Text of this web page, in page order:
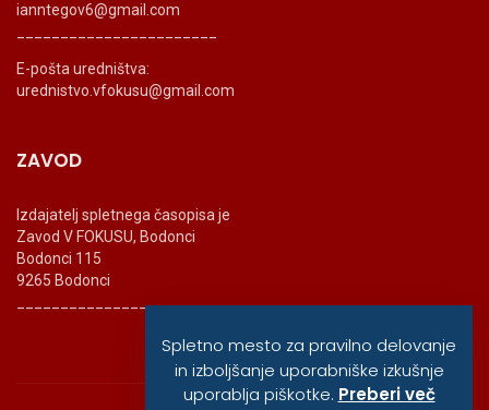
ianntegov6@gmail.com
E-pošta uredništva:
urednistvo.vfokusu@gmail.com
ZAVOD
Izdajatelj spletnega časopisa je
Zavod V FOKUSU, Bodonci
Bodonci 115
9265 Bodonci
_______________________
Spletno mesto za pravilno delovanje
in izboljšanje uporabniške izkušnje
uporablja piškotke. Preberi več